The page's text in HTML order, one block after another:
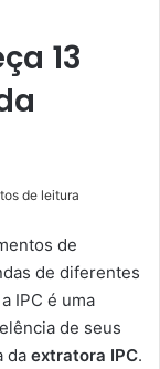
13
de leitura
de
de diferentes
IPC é uma
de seus
da extratora IPC.